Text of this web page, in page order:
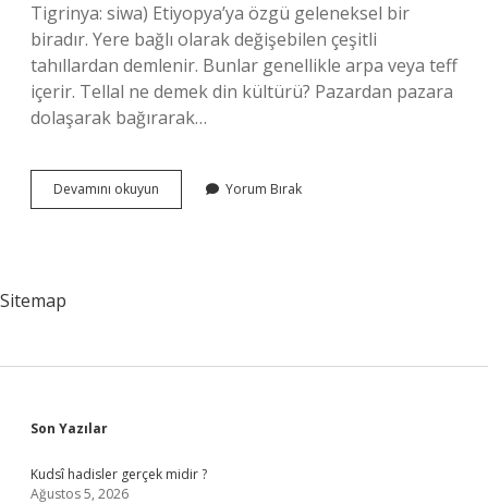
Tigrinya: siwa) Etiyopya’ya özgü geleneksel bir
biradır. Yere bağlı olarak değişebilen çeşitli
tahıllardan demlenir. Bunlar genellikle arpa veya teff
içerir. Tellal ne demek din kültürü? Pazardan pazara
dolaşarak bağırarak…
Devamını okuyun
Kimlere
Yorum Bırak
Sitemap
Sidebar
Son Yazılar
Kudsî hadisler gerçek midir ?
Ağustos 5, 2026